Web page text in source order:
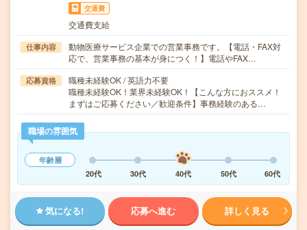
交通費
交通費支給
仕事内容
動物医療サービス企業での営業事務です。【電話・FAX対
応で、営業事務の基本が身につく！】電話やFAX…
応募資格
職種未経験OK / 英語力不要
職種未経験OK！業界未経験OK！【こんな方におススメ！
まずはご応募ください／歓迎条件】事務経験のある…
職場の雰囲気
年齢層
20代
30代 40代 50代 60代
気になる! 応募へ進む 詳しく見る